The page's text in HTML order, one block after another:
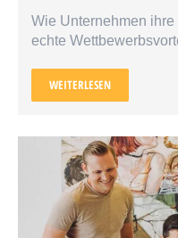
Wie Unternehmen
echte
WEITERLESEN